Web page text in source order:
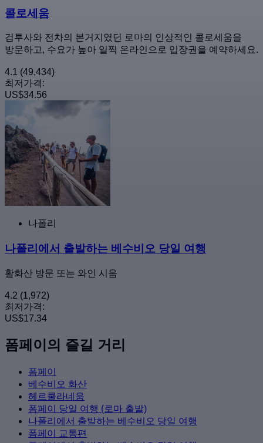
콜로세움
검투사와 전차의 본거지였던 로마의 인상적인 콜로세움을
방문하고, 수요가 높아 일찍 온라인으로 입장권을 예약하세요.
4.1 (49,434)
최저가격:
US$34.56
나폴리
나폴리에서 출발하는 베수비오 당일 여행
활화산 방문 또는 와인 시음
4.2 (1,972)
최저가격:
US$17.34
폼페이의 즐길 거리
폼페이
베수비오 화산
헤르쿨라네움
폼페이 당일 여행 (로마 출발)
나폴리에서 출발하는 베수비오 당일 여행
폼페이 교통편